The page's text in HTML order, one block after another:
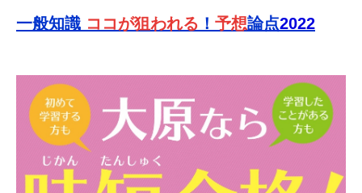
一般知識 ココが狙われる ！ 予想論点2022